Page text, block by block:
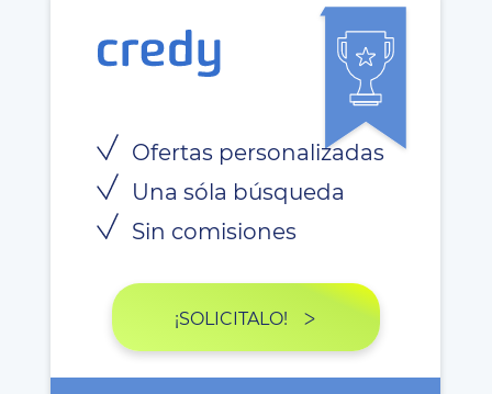
Ofertas personalizadas
Una sóla búsqueda
Sin comisiones
¡SOLICITALO!